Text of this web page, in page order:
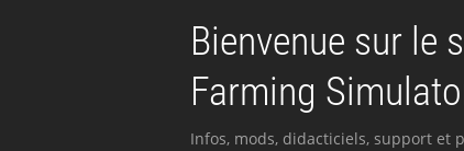
Bienvenue sur le
Farming
Infos, mods, didacticiels, support et